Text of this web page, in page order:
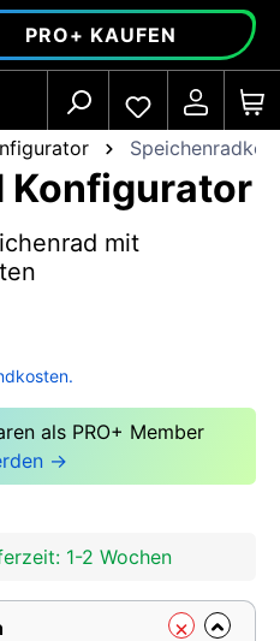
PRO+ KAUFEN
Konfigurator
mit
als PRO+ Member
→
1-2 Wochen